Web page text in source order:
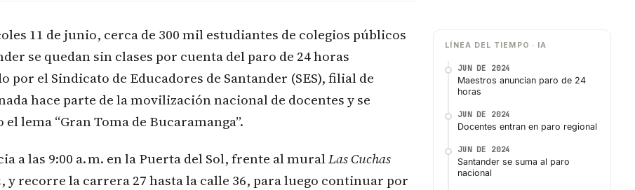
11 de junio, cerca de 300 mil estudiantes de colegios públicos
se quedan sin clases por cuenta del paro de 24 horas
por el Sindicato de Educadores de Santander (SES), filial de
hace parte de la movilización nacional de docentes y se
lema “Gran Toma de Bucaramanga”.
a las 9:00 a. m. en la Puerta del Sol, frente al muralLas Cuchas
, y recorre la carrera 27 hasta la calle 36, para luego continuar por
LÍNEA DEL TIEMPO · IA
JUN DE 2024
Maestros anuncian paro de 24
horas
JUN DE 2024
Docentes entran en paro regional
JUN DE 2024
Santander se suma al paro
nacional